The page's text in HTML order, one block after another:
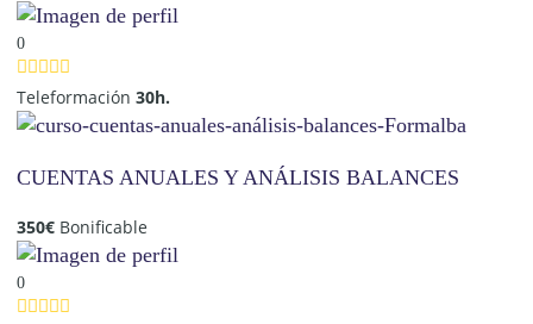
0
Teleformación30h.
CUENTAS ANUALES Y ANÁLISIS BALANCES
350€ Bonificable
0